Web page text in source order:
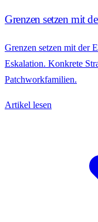
Grenzen setzen mit
Grenzen setzen mit der
Eskalation. Konkrete
Patchworkfamilien.
Artikel lesen